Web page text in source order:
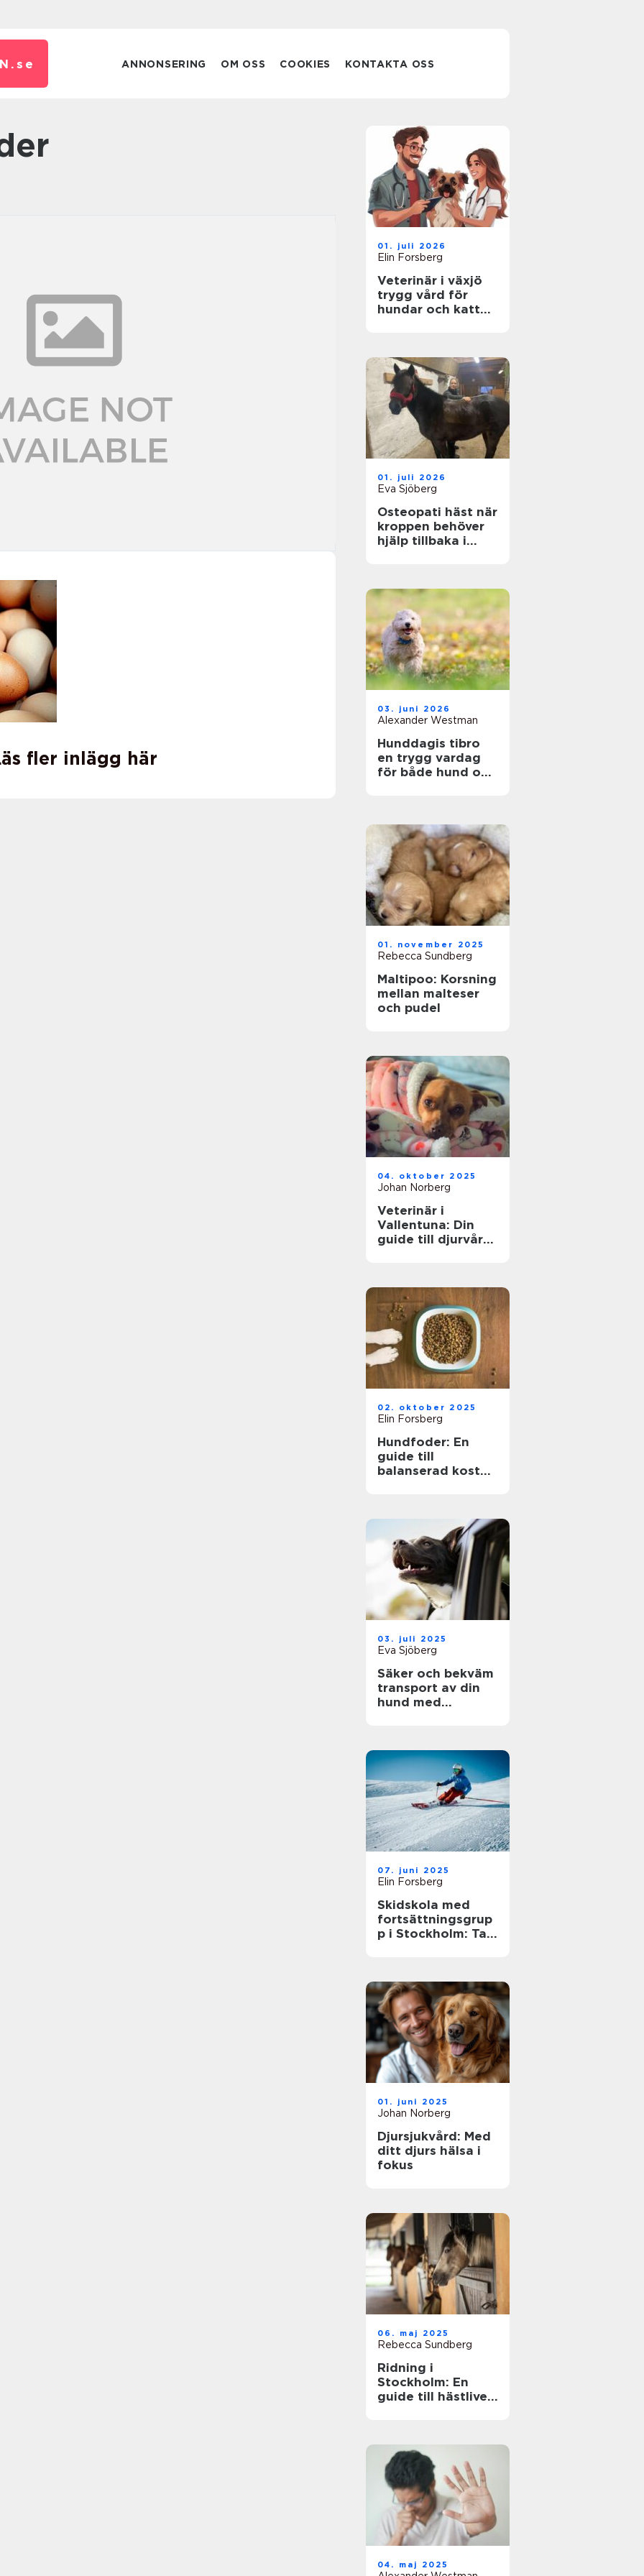
se ANNONSERING OM OSS COOKIES KONTAKTA OSS
fler inlägg här
01. juli 2026
Elin Forsberg
Veterinär i växjö
trygg vård för
hundar och katter
01. juli 2026
Eva Sjöberg
Osteopati häst när
kroppen behöver
hjälp tillbaka i
03. juni 2026
Alexander Westman
Hunddagis tibro
en trygg vardag
för både hund och
01. november 2025
Rebecca Sundberg
Maltipoo: Korsning
mellan malteser
och pudel
04. oktober 2025
Johan Norberg
Veterinär i
Vallentuna: Din
guide till djurvård
02. oktober 2025
Elin Forsberg
Hundfoder: En
guide till
balanserad kost
03. juli 2025
Eva Sjöberg
Säker och bekväm
transport av din
hund med
07. juni 2025
Elin Forsberg
Skidskola med
fortsättningsgrup
p i Stockholm: Ta
01. juni 2025
Johan Norberg
Djursjukvård: Med
ditt djurs hälsa i
fokus
06. maj 2025
Rebecca Sundberg
Ridning i
Stockholm: En
guide till hästlivet
04. maj 2025